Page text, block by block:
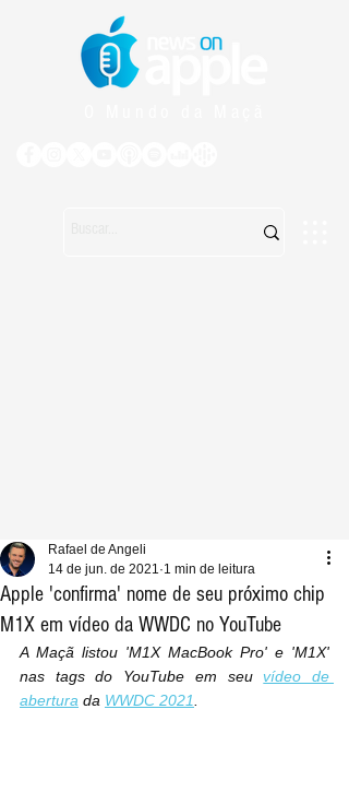
Apple 'confirma' nome de seu próximo chip
M1X em vídeo da WWDC no YouTube
Rafael de Angeli
14 de jun. de 2021 1 min de leitura
A Maçã listou 'M1X MacBook Pro' e 'M1X'
nas tags do YouTube em seu vídeo de
abertura da WWDC 2021